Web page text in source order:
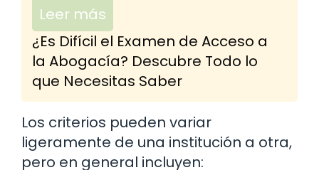
Leer más
¿Es Difícil el Examen de Acceso a
la Abogacía? Descubre Todo lo
que Necesitas Saber
Los criterios pueden variar
ligeramente de una institución a otra,
pero en general incluyen: